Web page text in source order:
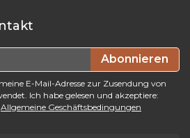
Abonnieren
E-Mail-Adresse zur Zusendung von
Ich habe gelesen und akzeptiere:
Allgemeine Geschäftsbedingungen